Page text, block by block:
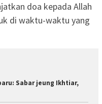
doa kepada Allah
di waktu-waktu yang
Sabar jeung Ikhtiar,